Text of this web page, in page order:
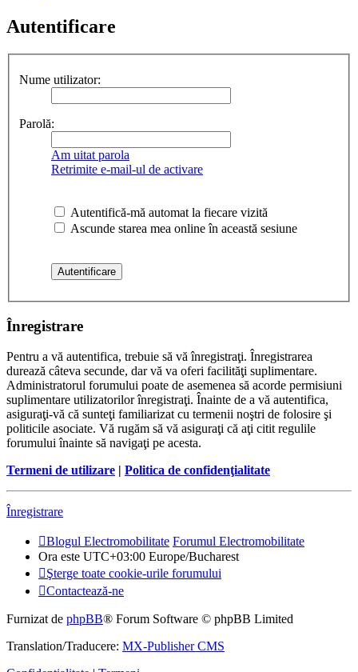
Autentificare
Nume utilizator:
Parolă:
Am uitat parola
Retrimite e-mail-ul de activare
Autentifică-mă automat la fiecare vizită
Ascunde starea mea online în această sesiune
Înregistrare
Pentru a vă autentifica, trebuie să vă înregistraţi. Înregistrarea
durează câteva secunde, dar vă va oferi facilităţi suplimentare.
Administratorul forumului poate de asemenea să acorde permisiuni
suplimentare utilizatorilor înregistraţi. Înainte de a vă autentifica,
asiguraţi-vă că sunteţi familiarizat cu termenii noştri de folosire şi
politicile asociate. Vă rugăm să vă asiguraţi că aţi citit regulile
forumului înainte să navigaţi pe acesta.
Termeni de utilizare | Politica de confidenţialitate
Înregistrare
Blogul Electromobilitate Forumul Electromobilitate
Ora este UTC+03:00 Europe/Bucharest
Şterge toate cookie-urile forumului
Contactează-ne
Furnizat de phpBB® Forum Software © phpBB Limited
Translation/Traducere: MX-Publisher CMS